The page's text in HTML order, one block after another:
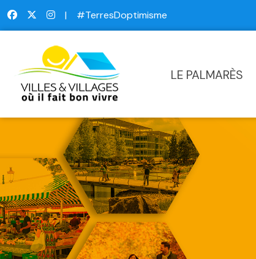
| #TerresDoptimisme
LE PALMARÈS